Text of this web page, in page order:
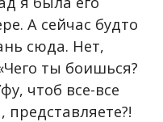
А сейчас будто
сюда. Нет,
ты боишься?
чтоб все-все